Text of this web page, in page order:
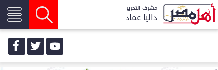
مشرف التحرير
داليا عماد